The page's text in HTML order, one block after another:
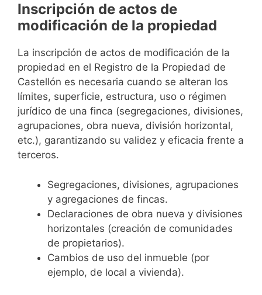
Inscripción de actos de
modificación de la propiedad
La inscripción de actos de modificación de la
propiedad en el Registro de la Propiedad de
Castellón es necesaria cuando se alteran los
límites, superficie, estructura, uso o régimen
jurídico de una finca (segregaciones, divisiones,
agrupaciones, obra nueva, división horizontal,
etc.), garantizando su validez y eficacia frente a
terceros.
Segregaciones, divisiones, agrupaciones
y agregaciones de fincas.
Declaraciones de obra nueva y divisiones
horizontales (creación de comunidades
de propietarios).
Cambios de uso del inmueble (por
ejemplo, de local a vivienda).